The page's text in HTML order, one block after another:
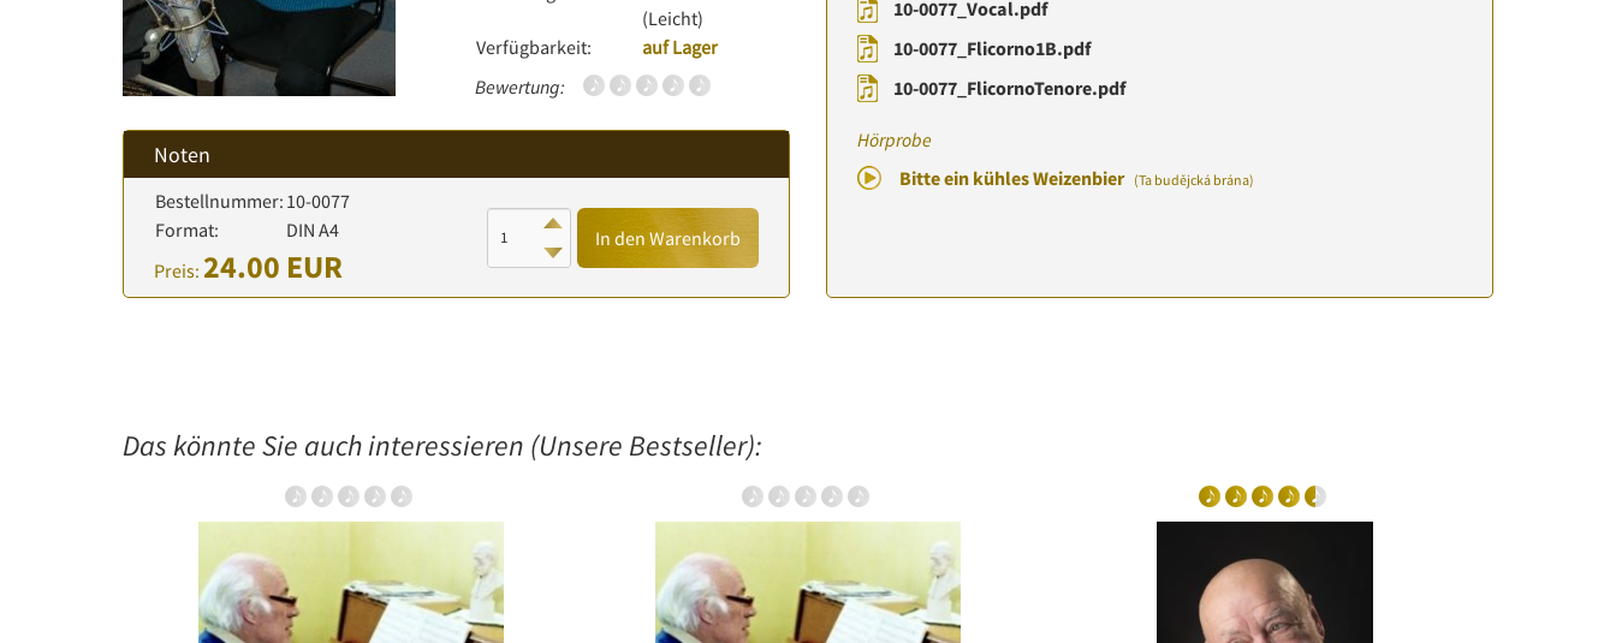
(Leicht)
Verfügbarkeit:
auf Lager
Bewertung:
Noten
Bestellnummer: 10-0077
Format:
DIN A4
Preis: 24.00 EUR
In den Warenkorb
10-0077_Vocal.pdf
10-0077_Flicorno1B.pdf
10-0077_FlicornoTenore.pdf
Hörprobe
Bitte ein kühles Weizenbier (Ta budějcká brána)
Das könnte Sie auch interessieren (Unsere Bestseller):